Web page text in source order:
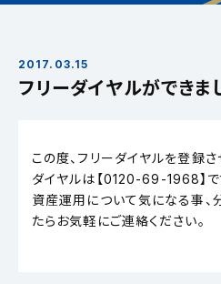
2017.03.15
フリーダイヤルができま
この度、フリーダイヤルを登録さ
ダイヤルは【0120-69-1968】で
資産運用について気になる事、
たらお気軽にご連絡ください。